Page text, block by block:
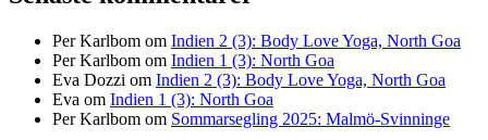
Per Karlbom om Indien 2 (3): Body Love Yoga, North Goa
Per Karlbom om Indien 1 (3): North Goa
Eva Dozzi om Indien 2 (3): Body Love Yoga, North Goa
Eva om Indien 1 (3): North Goa
Per Karlbom om Sommarsegling 2025: Malmö-Svinninge